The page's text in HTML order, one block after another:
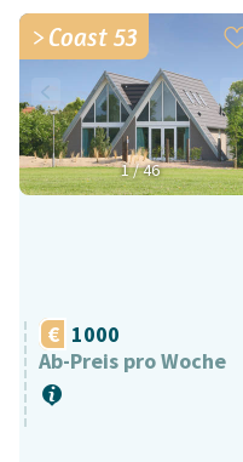
1/46
Coast 53
1000
Ab-Preis pro Woche